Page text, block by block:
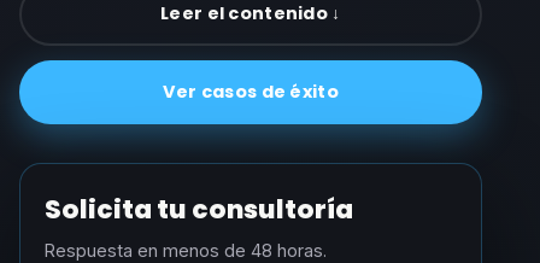
Leer el contenido ↓
Ver casos de éxito
Solicita tu consultoría
Respuesta en menos de 48 horas.